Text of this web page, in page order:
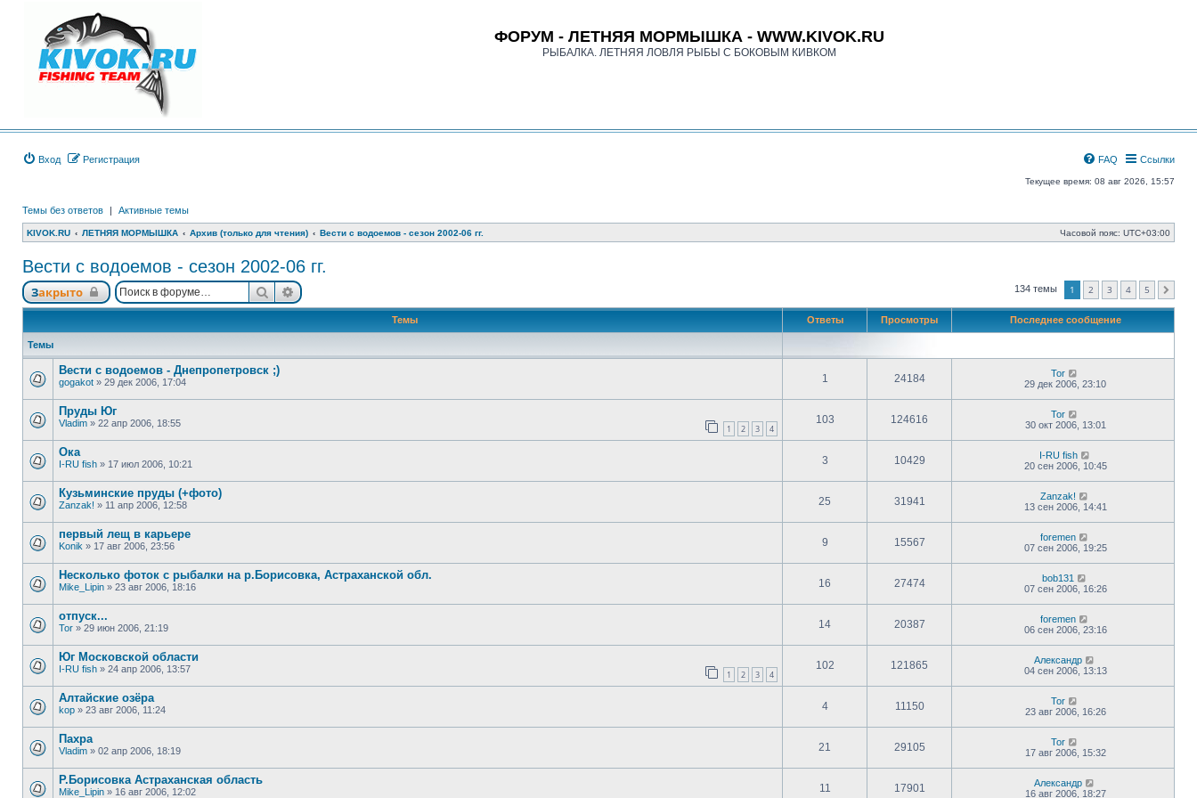
ФОРУМ - ЛЕТНЯЯ МОРМЫШКА - WWW.KIVOK.RU
РЫБАЛКА. ЛЕТНЯЯ ЛОВЛЯ РЫБЫ С БОКОВЫМ КИВКОМ
Вход Регистрация Ссылки
FAQ
Текущее время: 08 авг 2026, 15:57
Темы без ответов | Активные темы
KIVOK.RU ЛЕТНЯЯ МОРМЫШКА Архив (только для чтения) Вести с водоемов - сезон 2002-06 гг. Часовой пояс: UTC+03:00
Вести с водоемов - сезон 2002-06 гг.
Закрыто ПоискРасширенный поиск 134 темы 1 2 3 4 5
Темы Ответы Просмотры Последнее сообщение
Темы
Вести с водоемов - Днепропетровск ;)
gogakot » 29 дек 2006, 17:04 1 24184
Tor
29 дек 2006, 23:10
Пруды Юг
Vladim » 22 апр 2006, 18:55 1 2 3 4
103 124616
Tor
30 окт 2006, 13:01
Ока
I-RU fish » 17 июл 2006, 10:21 3 10429
I-RU fish
20 сен 2006, 10:45
Кузьминские пруды (+фото)
Zanzak! » 11 апр 2006, 12:58 25 31941
Zanzak!
13 сен 2006, 14:41
первый лещ в карьере
Konik » 17 авг 2006, 23:56 9 15567
foremen
07 сен 2006, 19:25
Несколько фоток с рыбалки на р.Борисовка, Астраханской обл.
Mike_Lipin » 23 авг 2006, 18:16 16 27474
bob131
07 сен 2006, 16:26
отпуск...
Tor » 29 июн 2006, 21:19 14 20387
foremen
06 сен 2006, 23:16
Юг Московской области
I-RU fish » 24 апр 2006, 13:57 1 2 3 4
102 121865
Александр
04 сен 2006, 13:13
Алтайские озёра
kop » 23 авг 2006, 11:24 4 11150
Tor
23 авг 2006, 16:26
Пахра
Vladim » 02 апр 2006, 18:19 21 29105
Tor
17 авг 2006, 15:32
Р.Борисовка Астраханская область
Mike_Lipin » 16 авг 2006, 12:02 11 17901
Александр
16 авг 2006, 18:27